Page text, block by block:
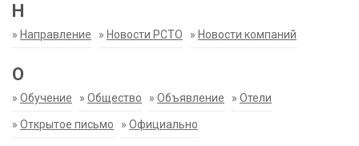
Н
» Направление » Новости РСТО » Новости компаний
О
» Обучение » Общество » Объявление » Отели
» Открытое письмо » Официально